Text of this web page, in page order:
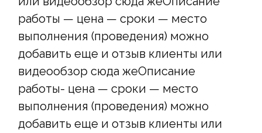
работы — цена — сроки — место
выполнения (проведения) можно
добавить еще и отзыв клиенты или
видеообзор сюда жеОписание
работы- цена — сроки — место
выполнения (проведения) можно
добавить еще и отзыв клиенты или